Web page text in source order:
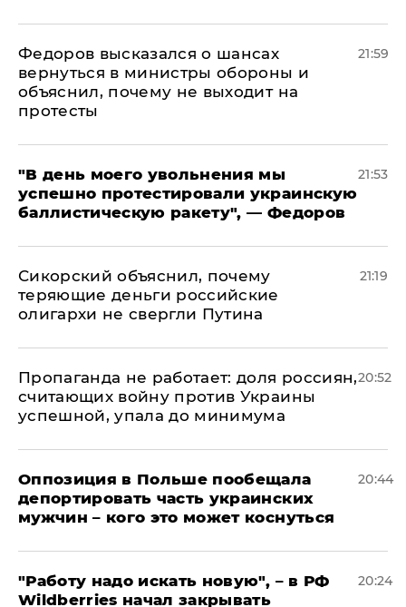
Федоров высказался о шансах
вернуться в министры обороны и
объяснил, почему не выходит на
протесты
21:59
​"В день моего увольнения мы
успешно протестировали украинскую
баллистическую ракету", — Федоров
21:53
Сикорский объяснил, почему
теряющие деньги российские
олигархи не свергли Путина
21:19
​Пропаганда не работает: доля россиян,
считающих войну против Украины
успешной, упала до минимума
20:52
Оппозиция в Польше пообещала
депортировать часть украинских
мужчин – кого это может коснуться
20:44
"Работу надо искать новую", – в РФ
Wildberries начал закрывать
20:24